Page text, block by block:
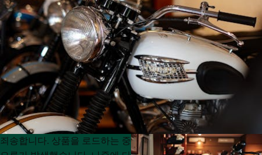
Product
Product
죄송합니다. 상품을 로드하는 중